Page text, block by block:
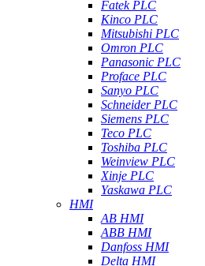
Fatek PLC
Kinco PLC
Mitsubishi PLC
Omron PLC
Panasonic PLC
Proface PLC
Sanyo PLC
Schneider PLC
Siemens PLC
Teco PLC
Toshiba PLC
Weinview PLC
Xinje PLC
Yaskawa PLC
HMI
AB HMI
ABB HMI
Danfoss HMI
Delta HMI